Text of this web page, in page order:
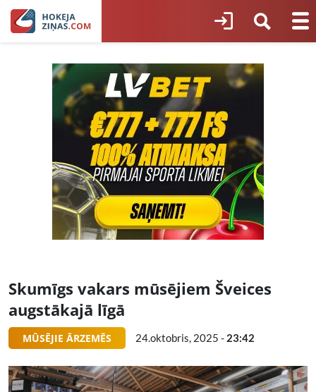
Skumīgs vakars mūsējiem Šveices
augstākajā līgā
MŪSĒJIE ĀRZEMĒS 24.oktobris, 2025 - 23:42